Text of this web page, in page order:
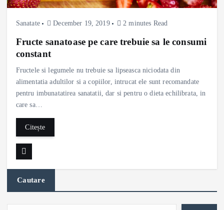
Sanatate December 19, 2019 2 minutes Read
Fructe sanatoase pe care trebuie sa le consumi
constant
Fructele si legumele nu trebuie sa lipseasca niciodata din
alimentatia adultilor si a copiilor, intrucat ele sunt recomandate
pentru imbunatatirea sanatatii, dar si pentru o dieta echilibrata, in
care sa…
Citește
Cautare